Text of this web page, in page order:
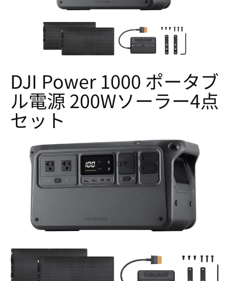
DJI Power 1000 ポータブ
ル電源 200Wソーラー4点
セット